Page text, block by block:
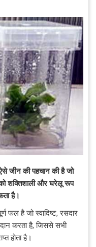
जीन की पहचान की है जो
शक्तिशाली और घरेलू रूप
है।
फल है जो स्वादिष्ट, रसदार
करता है, जिससे सभी
होता है।